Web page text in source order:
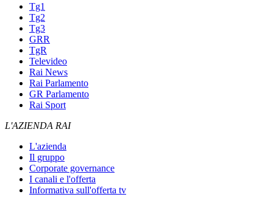
Tg1
Tg2
Tg3
GRR
TgR
Televideo
Rai News
Rai Parlamento
GR Parlamento
Rai Sport
L'AZIENDA RAI
L'azienda
Il gruppo
Corporate governance
I canali e l'offerta
Informativa sull'offerta tv